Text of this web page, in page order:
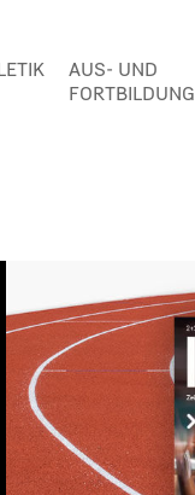
AUS- UND
FORTBILDUNG